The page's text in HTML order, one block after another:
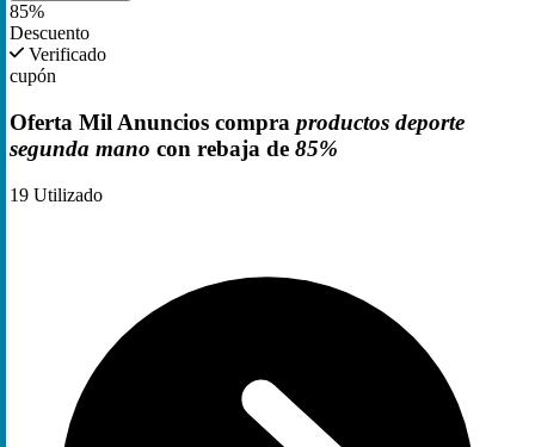
85%
Descuento
Verificado
cupón
Oferta Mil Anuncios compra productos deporte
segunda mano con rebaja de 85%
19 Utilizado